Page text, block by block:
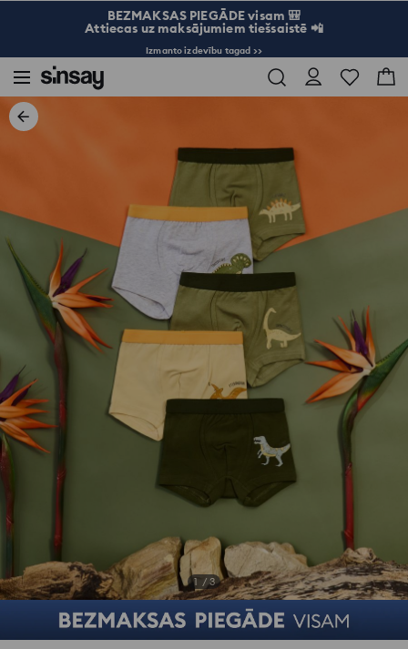
BEZMAKSAS PIEGĀDE visam 🎒
Attiecas uz maksājumiem tiešsaistē 📲
Izmanto izdevību tagad >>
1 / 3